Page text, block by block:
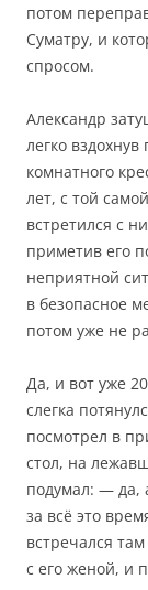
потом
Суматру, и
спросом.
Александр
легко
комнатного
лет, с той
встретился с
приметив его
неприятной
в безопасное
потом уже не
Да, и вот уже
слегка
посмотрел в
стол, на
подумал: — да,
за всё это
встречался
с его женой, и